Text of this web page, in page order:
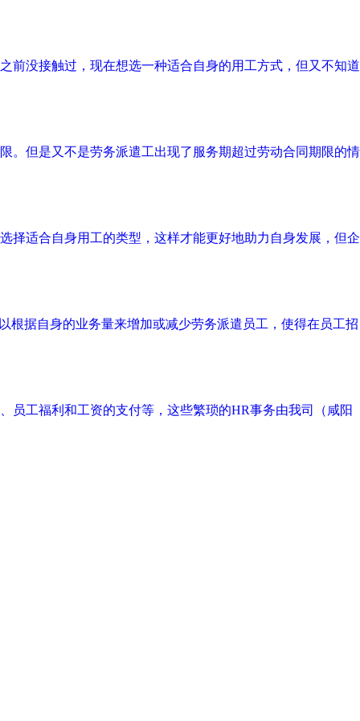
前没接触过，现在想选一种适合自身的用工方式，但又不知道
。但是又不是劳务派遣工出现了服务期超过劳动合同期限的情
择适合自身用工的类型，这样才能更好地助力自身发展，但企
根据自身的业务量来增加或减少劳务派遣员工，使得在员工招
员工福利和工资的支付等，这些繁琐的HR事务由我司（咸阳